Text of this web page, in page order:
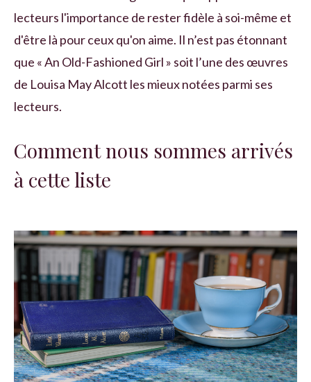
lecteurs l'importance de rester fidèle à soi-même et
d'être là pour ceux qu'on aime. Il n’est pas étonnant
que « An Old-Fashioned Girl » soit l’une des œuvres
de Louisa May Alcott les mieux notées parmi ses
lecteurs.
Comment nous sommes arrivés
à cette liste